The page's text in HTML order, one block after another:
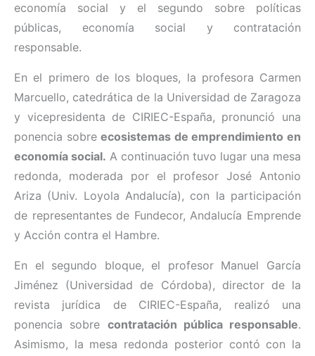
economía social y el segundo sobre políticas
públicas, economía social y contratación
responsable.
En el primero de los bloques, la profesora Carmen
Marcuello, catedrática de la Universidad de Zaragoza
y vicepresidenta de CIRIEC-España, pronunció una
ponencia sobreecosistemas de emprendimiento en
economía social. A continuación tuvo lugar una mesa
redonda, moderada por el profesor José Antonio
Ariza (Univ. Loyola Andalucía), con la participación
de representantes de Fundecor, Andalucía Emprende
y Acción contra el Hambre.
En el segundo bloque, el profesor Manuel García
Jiménez (Universidad de Córdoba), director de la
revista jurídica de CIRIEC-España, realizó una
ponencia sobre contratación pública responsable.
Asimismo, la mesa redonda posterior contó con la